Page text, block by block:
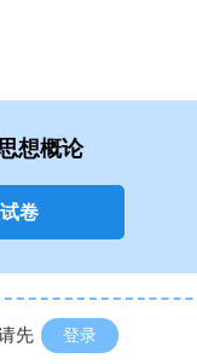
想概论
卷
先 登录